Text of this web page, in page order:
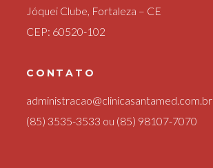
Jóquei Clube, Fortaleza – CE
CEP: 60520-102
CONTATO
administracao@clinicasantamed.com.br
(85) 3535-3533 ou (85) 98107-7070